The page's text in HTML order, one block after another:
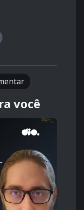
você